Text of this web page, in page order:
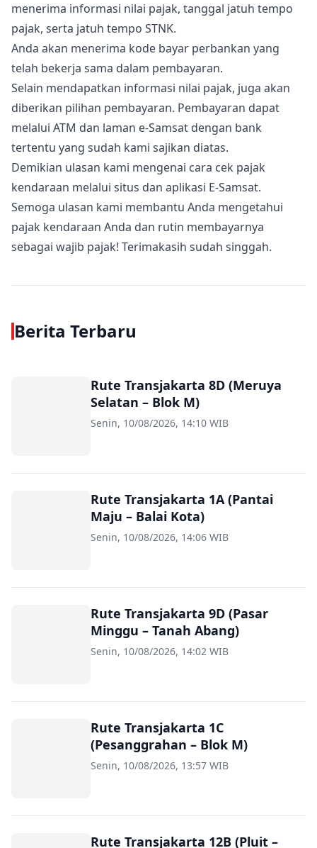
menerima informasi nilai pajak, tanggal jatuh tempo
pajak, serta jatuh tempo STNK.
Anda akan menerima kode bayar perbankan yang
telah bekerja sama dalam pembayaran.
Selain mendapatkan informasi nilai pajak, juga akan
diberikan pilihan pembayaran. Pembayaran dapat
melalui ATM dan laman e-Samsat dengan bank
tertentu yang sudah kami sajikan diatas.
Demikian ulasan kami mengenai cara cek pajak
kendaraan melalui situs dan aplikasi E-Samsat.
Semoga ulasan kami membantu Anda mengetahui
pajak kendaraan Anda dan rutin membayarnya
sebagai wajib pajak! Terimakasih sudah singgah.
Berita Terbaru
Rute Transjakarta 8D (Meruya
Selatan – Blok M)
Senin, 10/08/2026, 14:10 WIB
Rute Transjakarta 1A (Pantai
Maju – Balai Kota)
Senin, 10/08/2026, 14:06 WIB
Rute Transjakarta 9D (Pasar
Minggu – Tanah Abang)
Senin, 10/08/2026, 14:02 WIB
Rute Transjakarta 1C
(Pesanggrahan – Blok M)
Senin, 10/08/2026, 13:57 WIB
Rute Transjakarta 12B (Pluit –